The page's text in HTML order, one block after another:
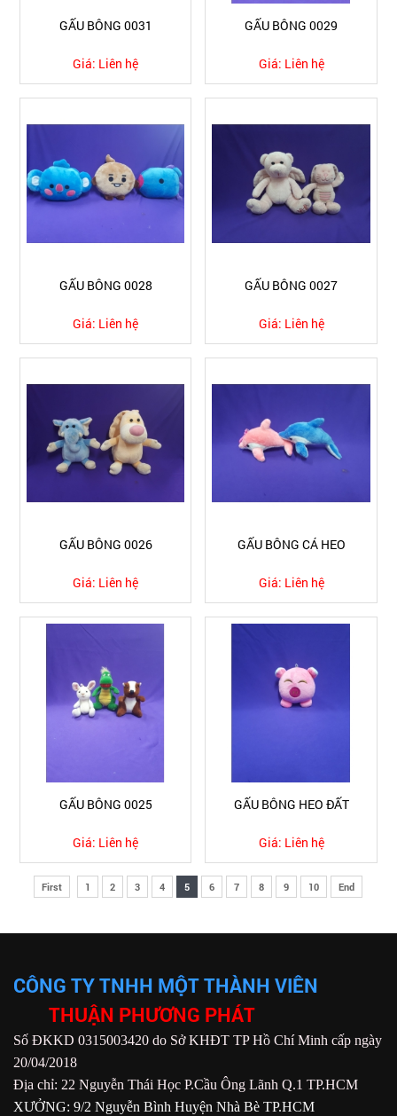
GẤU BÔNG 0031
Giá: Liên hệ
GẤU BÔNG 0029
Giá: Liên hệ
GẤU BÔNG 0028
Giá: Liên hệ
GẤU BÔNG 0027
Giá: Liên hệ
GẤU BÔNG 0026
Giá: Liên hệ
GẤU BÔNG CÁ HEO
Giá: Liên hệ
GẤU BÔNG 0025
Giá: Liên hệ
GẤU BÔNG HEO ĐẤT
Giá: Liên hệ
First 1 2 3 4 5 6 7 8 9 10 End
CÔNG TY TNHH MỘT THÀNH VIÊN
THUẬN PHƯƠNG PHÁT
Số ĐKKD 0315003420 do Sở KHĐT TP Hồ Chí Minh cấp ngày
20/04/2018
Địa chỉ: 22 Nguyễn Thái Học P.Cầu Ông Lãnh Q.1 TP.HCM
XƯỞNG: 9/2 Nguyễn Bình Huyện Nhà Bè TP.HCM